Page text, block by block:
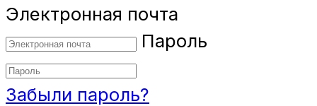
Электронная почта
Пароль
Забыли пароль?